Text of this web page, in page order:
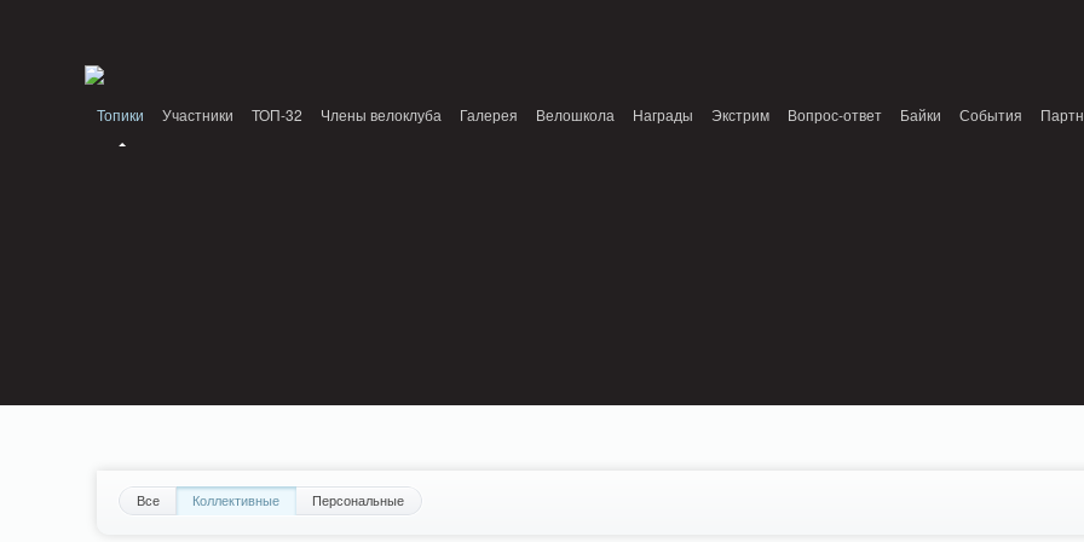
Топики Участники ТОП-32 Члены велоклуба Галерея Велошкола Награды Экстрим Вопрос-ответ Байки События
Все Коллективные Персональные